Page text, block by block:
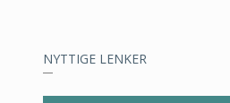
NYTTIGE LENKER